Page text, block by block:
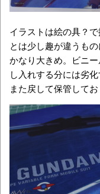
イラストは絵の具？
とは少し趣が違うも
かなり大きめ。ビニ
し入れする分には劣
また戻して保管して